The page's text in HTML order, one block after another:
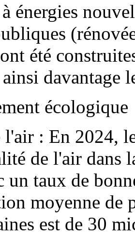
énergies
été
davantage
écologique
l'air : En 2024,
de l'air dans
un taux de
moyenne de
est de 30